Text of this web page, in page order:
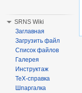
SRNS Wiki
Заглавная
Загрузить файл
Список файлов
Галерея
Инструктаж
TeX-справка
Шпаргалка